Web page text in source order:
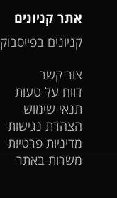
אתר קניונים
קניונים בפייסבוק
צור קשר
דווח על טעות
תנאי שימוש
הצהרת נגישות
מדיניות פרטיות
משרות באתר